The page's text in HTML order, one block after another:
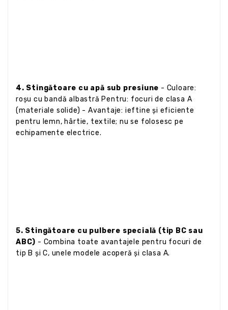
4. Stingătoare cu apă sub presiune - Culoare:
roșu cu bandă albastră Pentru: focuri de clasa A
(materiale solide) - Avantaje: ieftine și eficiente
pentru lemn, hârtie, textile; nu se folosesc pe
echipamente electrice.
5. Stingătoare cu pulbere specială (tip BC sau
ABC) - Combina toate avantajele pentru focuri de
tip B și C, unele modele acoperă și clasa A.